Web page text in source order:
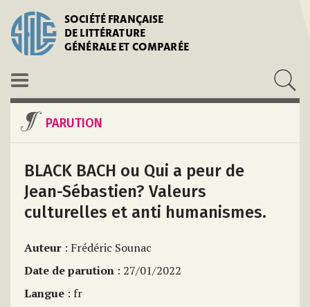
SOCIÉTÉ FRANÇAISE
DE LITTÉRATURE
GÉNÉRALE ET COMPARÉE
PARUTION
BLACK BACH ou Qui a peur de
Jean-Sébastien? Valeurs
culturelles et anti humanismes.
Auteur : Frédéric Sounac
Date de parution : 27/01/2022
Langue : fr